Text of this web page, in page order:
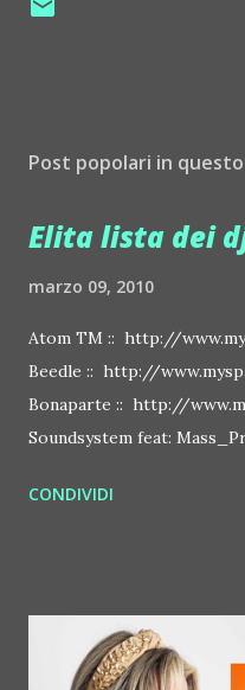
Post popolari in
Elita lista dei
marzo 09, 2010
Atom TM :: http://
Beedle :: http://
Bonaparte :: http://
Soundsystem feat:
http://
Deian :: http://
http://
CONDIVIDI